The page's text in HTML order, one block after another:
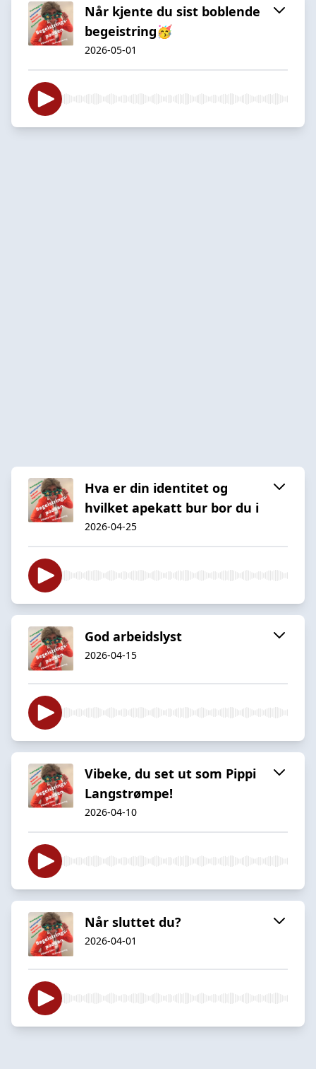
Når kjente du sist boblende
begeistring🥳
2026-05-01
Hva er din identitet og
hvilket apekatt bur bor du i
2026-04-25
God arbeidslyst
2026-04-15
Vibeke, du set ut som Pippi
Langstrømpe!
2026-04-10
Når sluttet du?
2026-04-01